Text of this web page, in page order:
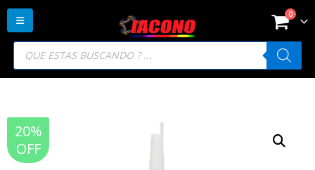
Búsqueda
productos
0
20%
OFF